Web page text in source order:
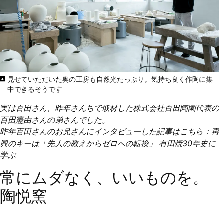
見せていただいた奥の工房も自然光たっぷり。気持ち良く作陶に集
中できるそうです
実は百田さん、昨年さんちで取材した株式会社百田陶園代表の
百田憲由さんの弟さんでした。
昨年百田さんのお兄さんにインタビューした記事はこちら： 再
興のキーは「先人の教えからゼロへの転換」 有田焼30年史に
学ぶ
常にムダなく、いいものを。
陶悦窯